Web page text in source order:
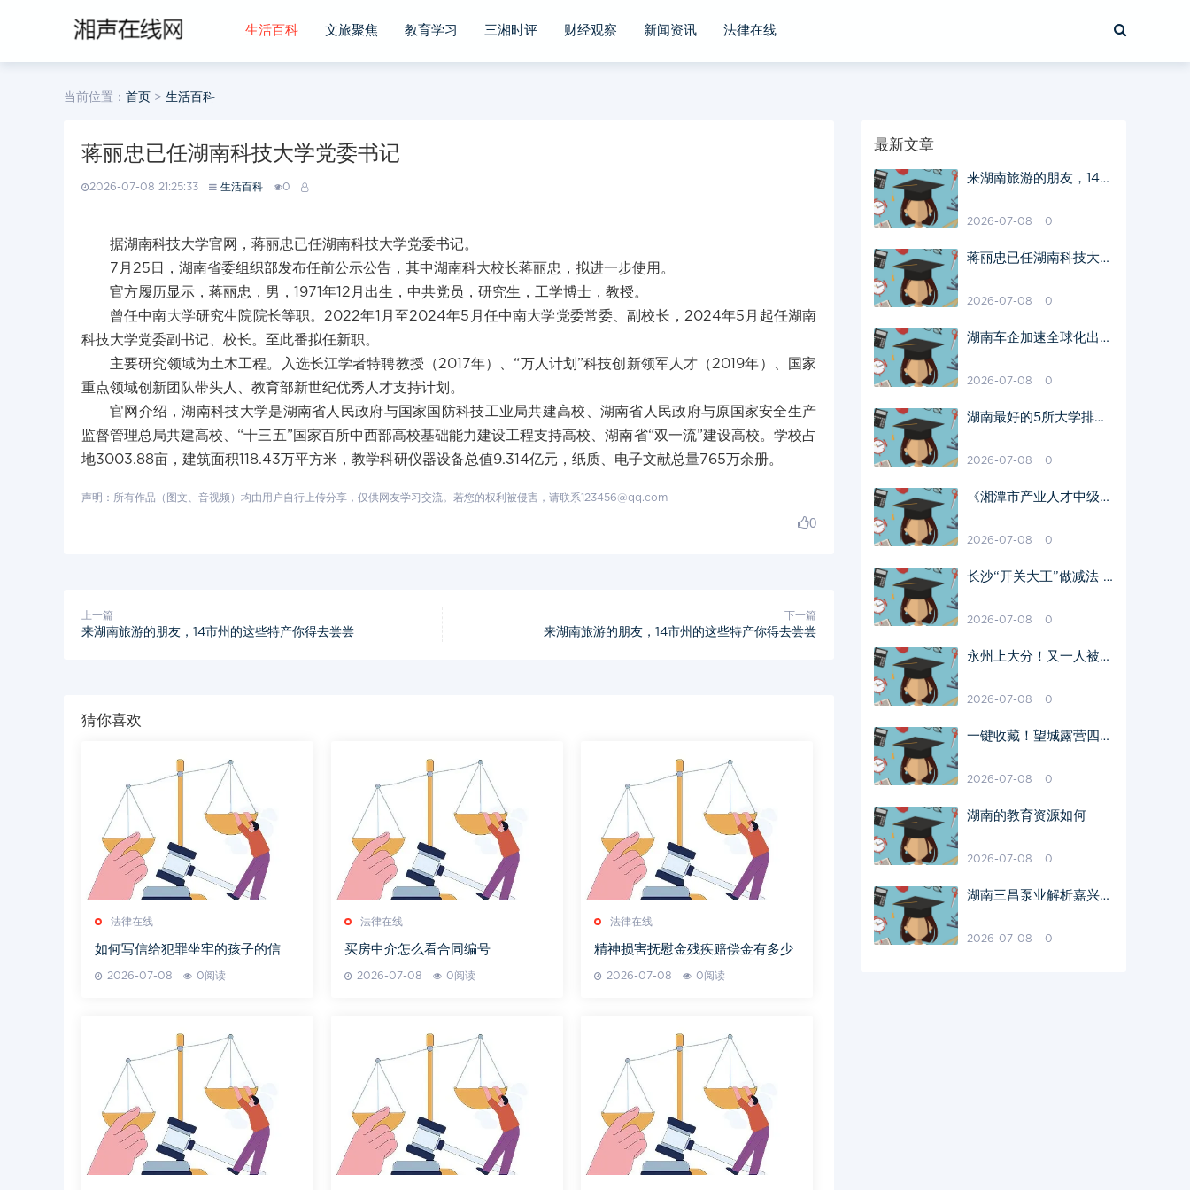
生活百科 文旅聚焦 教育学习 三湘时评 财经观察 新闻资讯 法律在线
当前位置： 首页 > 生活百科
蒋丽忠已任湖南科技大学党委书记
2026-07-08 21:25:33 生活百科 0
据湖南科技大学官网，蒋丽忠已任湖南科技大学党委书记。
7月25日，湖南省委组织部发布任前公示公告，其中湖南科大校长蒋丽忠，拟进一步使用。
官方履历显示，蒋丽忠，男，1971年12月出生，中共党员，研究生，工学博士，教授。
曾任中南大学研究生院院长等职。2022年1月至2024年5月任中南大学党委常委、副校长，2024年5月起任湖南
科技大学党委副书记、校长。至此番拟任新职。
主要研究领域为土木工程。入选长江学者特聘教授（2017年）、“万人计划”科技创新领军人才（2019年）、国家
重点领域创新团队带头人、教育部新世纪优秀人才支持计划。
官网介绍，湖南科技大学是湖南省人民政府与国家国防科技工业局共建高校、湖南省人民政府与原国家安全生产
监督管理总局共建高校、“十三五”国家百所中西部高校基础能力建设工程支持高校、湖南省“双一流”建设高校。学校占
地3003.88亩，建筑面积118.43万平方米，教学科研仪器设备总值9.314亿元，纸质、电子文献总量765万余册。
声明：所有作品（图文、音视频）均由用户自行上传分享，仅供网友学习交流。若您的权利被侵害，请联系123456@qq.com
0
上一篇
来湖南旅游的朋友，14市州的这些特产你得去尝尝
下一篇
来湖南旅游的朋友，14市州的这些特产你得去尝尝
猜你喜欢
法律在线
如何写信给犯罪坐牢的孩子的信
2026-07-08 0阅读
法律在线
买房中介怎么看合同编号
2026-07-08 0阅读
法律在线
精神损害抚慰金残疾赔偿金有多少
2026-07-08 0阅读
最新文章
来湖南旅游的朋友，14市
2026-07-08 0
蒋丽忠已任湖南科技大学
2026-07-08 0
湖南车企加速全球化出
车8.7万辆
2026-07-08 0
湖南最好的5所大学排
2026-07-08 0
《湘潭市产业人才中级及
案》印发
2026-07-08 0
长沙“开关大王”做减法 1
长高电气
2026-07-08 0
永州上大分！又一人被
金艳落马
2026-07-08 0
一键收藏！望城露营四大
2026-07-08 0
湖南的教育资源如何
2026-07-08 0
湖南三昌泵业解析嘉兴多
原因
2026-07-08 0